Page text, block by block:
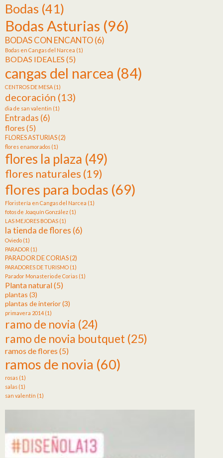
Bodas (41)
Bodas Asturias (96)
BODAS CON ENCANTO(6)
Bodas en Cangas del Narcea (1)
BODAS IDEALES (5)
cangas del narcea (84)
CENTROS DE MESA (1)
decoración (13)
dia de san valentin (1)
Entradas (6)
flores (5)
FLORES ASTURIAS(2)
flores enamorados (1)
flores la plaza (49)
flores naturales (19)
flores para bodas (69)
Floristería en Cangas del Narcea (1)
fotos de Joaquín González (1)
LAS MEJORES BODAS (1)
la tienda de flores (6)
Oviedo (1)
PARADOR (1)
PARADOR DE CORIAS(2)
PARADORES DE TURISMO (1)
Parador Monasterio de Corias (1)
Planta natural(5)
plantas (3)
plantas de interior(3)
primavera 2014(1)
ramo de novia (24)
ramo de novia boutquet (25)
ramos de flores (5)
ramos de novia (60)
rosas (1)
salas (1)
san valentín (1)